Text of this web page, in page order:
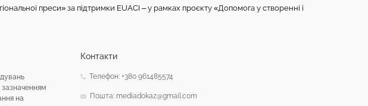
преси» за підтримки EUACI – у рамках проєкту «Допомога у створенні і
на
Контакти
Телефон: +380 961485574
Пошта: mediadokaz@gmail.com